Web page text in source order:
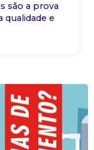
são a prova
e